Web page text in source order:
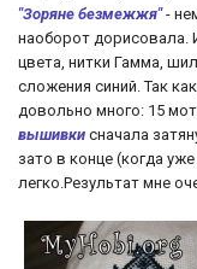
"Зоряне безмежжя"-
наоборот дорисовала.
цвета, нитки Гамма,
сложения синий. Так
довольно много: 15
вышивки сначала
зато в конце (когда
легко.Результат мне